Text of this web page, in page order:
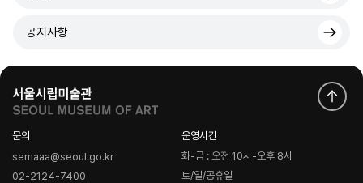
공지사항
문의
semaaa@seoul.go.kr
02-2124-7400
운영시간
화-금 : 오전 10시-오후 8시
토/일/공휴일